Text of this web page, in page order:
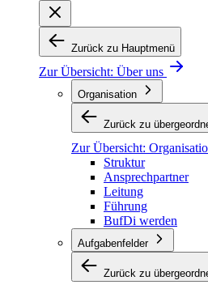
Zurück zu Hauptmenü
Zur Übersicht: Über uns
Organisation
Zurück zu
Zur Übersicht:
Struktur
Ansprechpartner
Leitung
Führung
BufDi werden
Aufgabenfelder
Zurück zu